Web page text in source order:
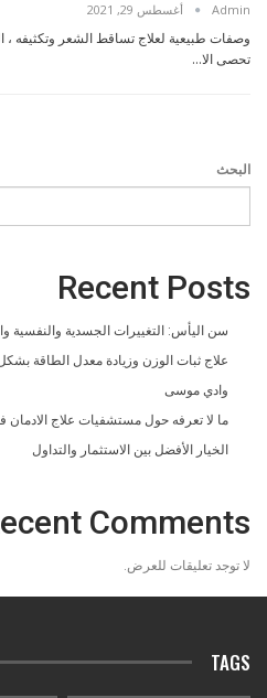
Admin أغسطس 29, 2021
وصفات طبيعية لعلاج تساقط الشعر وتكثيفه ،
تحصى الا…
البحث
Recent Posts
سن اليأس: التغييرات الجسدية والنفسية
علاج ثبات الوزن وزيادة معدل الطاقة بشكل
وادي موسى
ما لا تعرفه حول مستشفيات علاج الادمان
الخيار الأفضل بين الاستثمار والتداول
Comments
لا توجد تعليقات للعرض.
TAGS